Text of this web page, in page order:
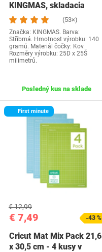
KINGMAS, skladacia
kovová lupa so…(53×)
Značka: KINGMAS. Barva:
Stříbrná. Hmotnost výrobku: 140
gramů. Materiál čočky: Kov.
Rozměry výrobku: 25D x 25Š
milimetrů.
Posledný kus na sklade
First minute
€ 7,49
€ 12,99
-43 %
Cricut Mat Mix Pack 21,6
x 30,5 cm - 4 kusy v